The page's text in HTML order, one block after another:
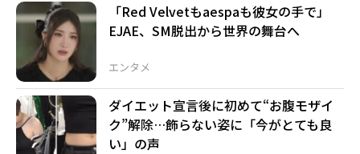
エンタメ
「Red Velvetもaespaも彼女の手で」
EJAE、SM脱出から世界の舞台へ
ダイエット宣言後に初めて“お腹モザイ
ク”解除…飾らない姿に「今がとても良
い」の声